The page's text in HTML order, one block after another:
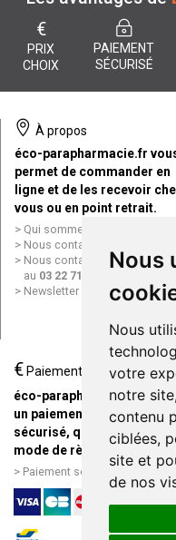
Nous
Nous
votre
notre
contenu
ciblées,
site et
de nos
€
PRIX
CHOIX
PAIEMENT
SÉCURISÉ
À propos
éco-parapharmacie.fr
permet de commander en
ligne et de les recevoir
vous ou en point retrait.
Qui sommes nous ?
Nous contacter par e-mail
Nous contacter par téléphone
au 03 22 71 64 10
Newsletter
€ Paiement
éco-parapharmacie.fr offre
un paiement entièrement
sécurisé, quel que soit le
mode de règlement
Paiement sécurisé et simple